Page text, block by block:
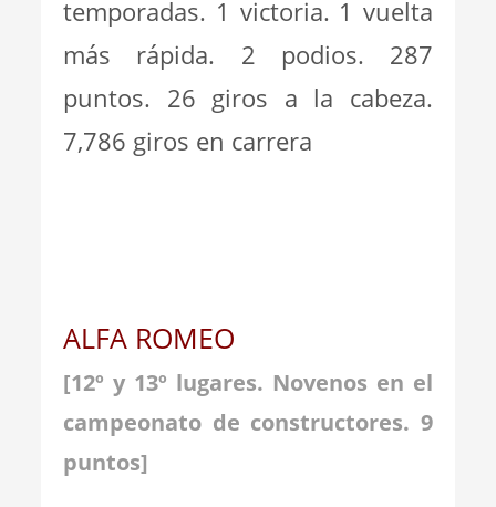
temporadas. 1 victoria. 1 vuelta
más rápida. 2 podios. 287
puntos. 26 giros a la cabeza.
7,786 giros en carrera
ALFA ROMEO
[12º y 13º lugares. Novenos en el
campeonato de constructores. 9
puntos]